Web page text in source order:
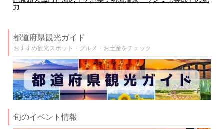
力
都道府県観光ガイド
おすすめ観光スポット・グルメ・お土産をチェック
旬のイベント情報